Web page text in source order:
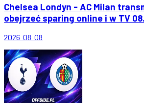
Chelsea Londyn - AC Milan
obejrzeć sparing online i w TV
2026-08-08